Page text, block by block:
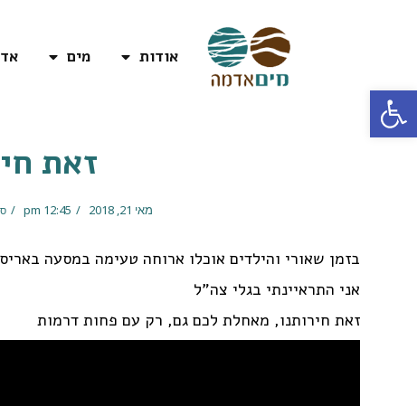
פתח סרגל נגישות
אודות מים
זאת
מאי 21, 2018 12:45 pm
בזמן שאורי והילדים אוכלו ארוחה טעימה במסעה
אני התראיינתי בגלי צה"ל
זאת חירותנו, מאחלת לכם גם, רק עם פחות דרמות